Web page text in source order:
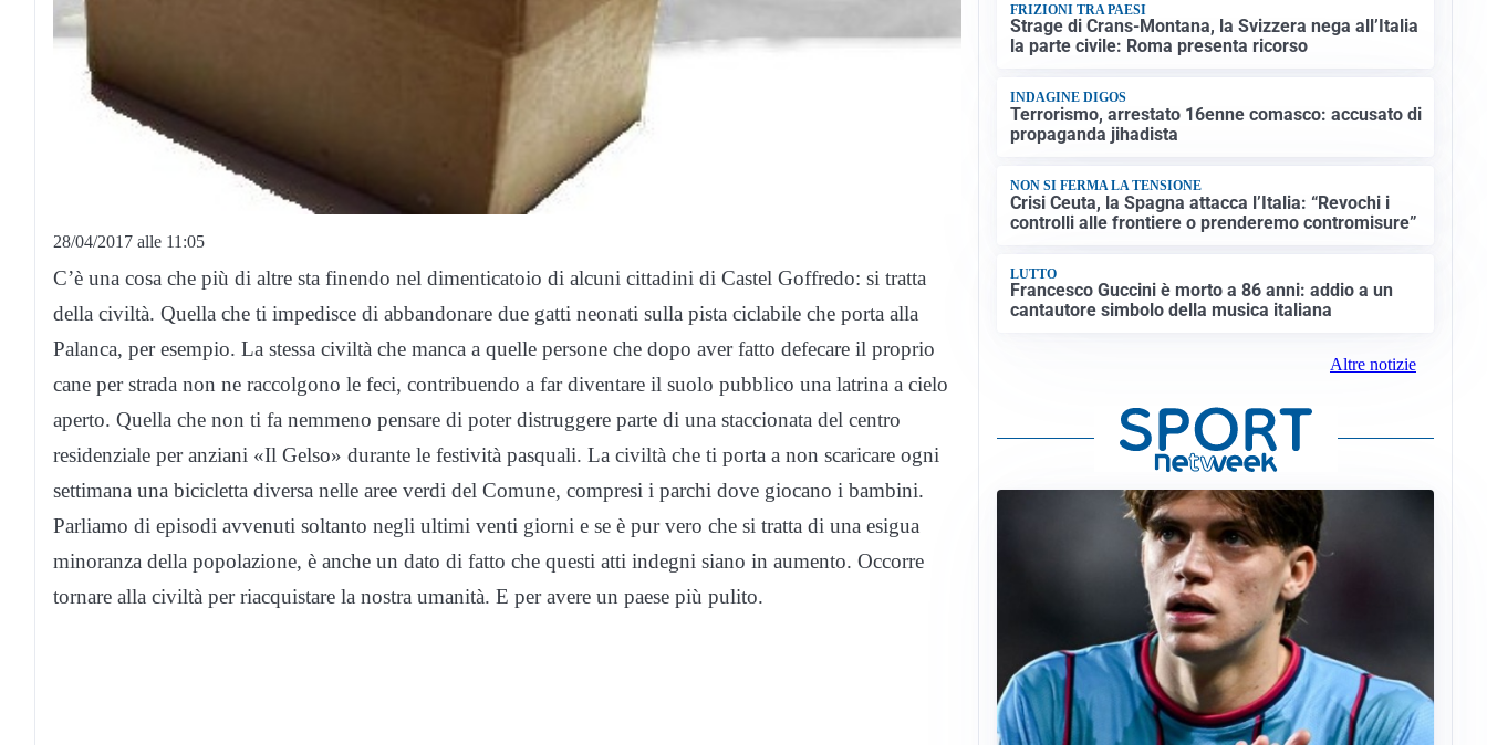
28/04/2017 alle 11:05
C’è una cosa che più di altre sta finendo nel dimenticatoio di alcuni cittadini di Castel Goffredo: si tratta
della civiltà. Quella che ti impedisce di abbandonare due gatti neonati sulla pista ciclabile che porta alla
Palanca, per esempio. La stessa civiltà che manca a quelle persone che dopo aver fatto defecare il proprio
cane per strada non ne raccolgono le feci, contribuendo a far diventare il suolo pubblico una latrina a cielo
aperto. Quella che non ti fa nemmeno pensare di poter distruggere parte di una staccionata del centro
residenziale per anziani «Il Gelso» durante le festività pasquali. La civiltà che ti porta a non scaricare ogni
settimana una bicicletta diversa nelle aree verdi del Comune, compresi i parchi dove giocano i bambini.
Parliamo di episodi avvenuti soltanto negli ultimi venti giorni e se è pur vero che si tratta di una esigua
minoranza della popolazione, è anche un dato di fatto che questi atti indegni siano in aumento. Occorre
tornare alla civiltà per riacquistare la nostra umanità. E per avere un paese più pulito.
FRIZIONI TRA PAESI
Strage di Crans-Montana, la Svizzera nega all’Italia
la parte civile: Roma presenta ricorso
INDAGINE DIGOS
Terrorismo, arrestato 16enne comasco: accusato di
propaganda jihadista
NON SI FERMA LA TENSIONE
Crisi Ceuta, la Spagna attacca l’Italia: “Revochi i
controlli alle frontiere o prenderemo contromisure”
LUTTO
Francesco Guccini è morto a 86 anni: addio a un
cantautore simbolo della musica italiana
Altre notizie